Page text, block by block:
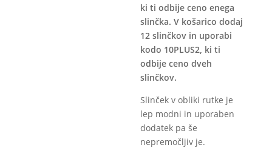
ki ti odbije ceno enega
slinčka. V košarico dodaj
12 slinčkov in uporabi
kodo 10PLUS2, ki ti
odbije ceno dveh
slinčkov.
Slinček v obliki rutke je
lep modni in uporaben
dodatek pa še
nepremočljiv je.